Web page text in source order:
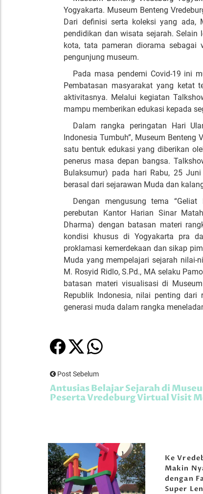
Yogyakarta. Museum Benteng
Dari definisi serta koleksi yang ada,
pendidikan dan wisata sejarah.
kota, tata pameran diorama sebagai
pengunjung museum.
Pada masa pendemi Covid-19 ini
Pembatasan masyarakat yang ketat
aktivitasnya. Melalui kegiatan
mampu memberikan edukasi kepada
Dalam rangka peringatan Hari
Indonesia Tumbuh”, Museum
satu bentuk edukasi yang diberikan
penerus masa depan bangsa.
Bulaksumur) pada hari Rabu, 25
berasal dari sejarawan Muda dan
Dengan mengusung tema
perebutan Kantor Harian Sinar
Dharma) dengan batasan materi
kondisi khusus di Yogyakarta pra
proklamasi kemerdekaan dan sikap
Muda yang mempelajari sejarah nilai-
M. Rosyid Ridlo, S.Pd., MA selaku
batasan materi visualisasi di
Republik Indonesia, nilai penting dari
generasi muda dalam rangka
Post Sebelum
Antusias Belajar Sejarah di
Peserta Vredeburg Virtual Visit
Ke
Makin
dengan
Super